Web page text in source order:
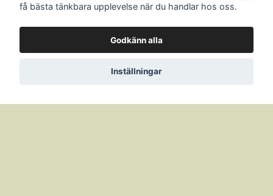
Sociala medier
få bästa tänkbara upplevelse när du handlar hos oss.
Godkänn alla
Inställningar